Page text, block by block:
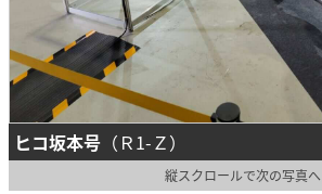
ヒコ坂本号 （Ｒ1-Ｚ）
縦スクロールで次の写真へ